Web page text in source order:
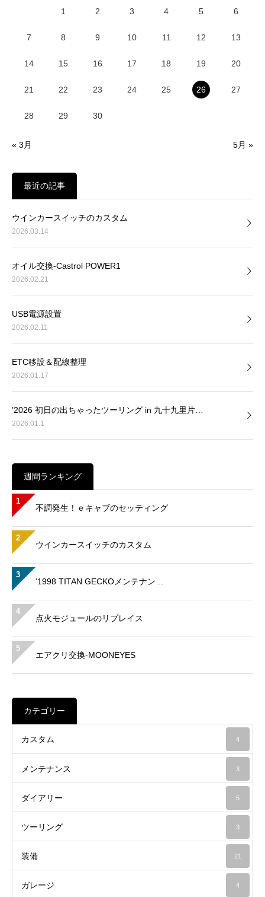
1 2 3 4 5 6
7 8 9 10 11 12 13
14 15 16 17 18 19 20
21 22 23 24 25 26 27
28 29 30
« 3月 5月 »
最近の記事
ウインカースイッチのカスタム
2026.03.14
オイル交換-Castrol POWER1
2026.02.21
USB電源設置
2026.02.11
ETC移設＆配線整理
2026.01.17
’2026 初日の出ちゃったツーリング in 九十九里片…
2026.01.1
週間ランキング
1
不調発生！ｅキャブのセッティング
2
ウインカースイッチのカスタム
3
‘1998 TITAN GECKOメンテナン…
4
点火モジュールのリプレイス
5
エアクリ交換-MOONEYES
カテゴリー
カスタム 4
メンテナンス 3
ダイアリー 5
ツーリング 3
装備 21
ガレージ 4